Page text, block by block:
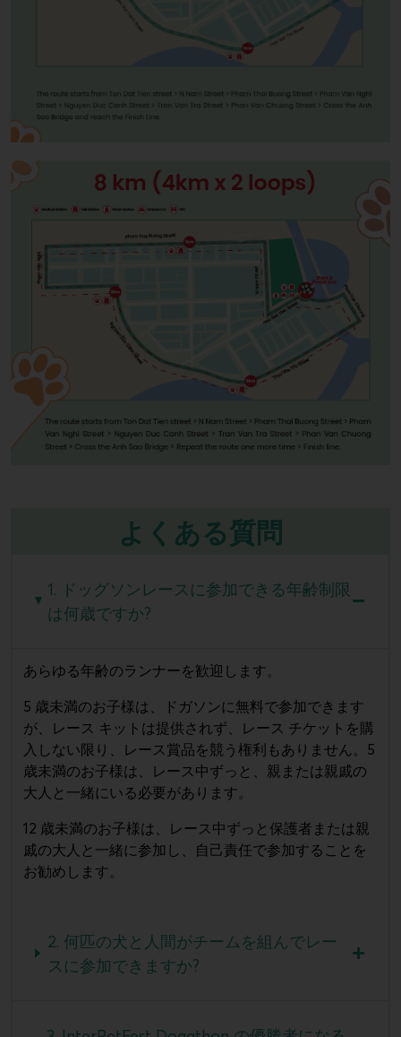
よくある質問
1. ドッグソンレースに参加できる年齢制限
は何歳ですか?
あらゆる年齢のランナーを歓迎します。
5 歳未満のお子様は、ドガソンに無料で参加できます
が、レース キットは提供されず、レース チケットを購
入しない限り、レース賞品を競う権利もありません。5
歳未満のお子様は、レース中ずっと、親または親戚の
大人と一緒にいる必要があります。
12 歳未満のお子様は、レース中ずっと保護者または親
戚の大人と一緒に参加し、自己責任で参加することを
お勧めします。
2. 何匹の犬と人間がチームを組んでレー
スに参加できますか?